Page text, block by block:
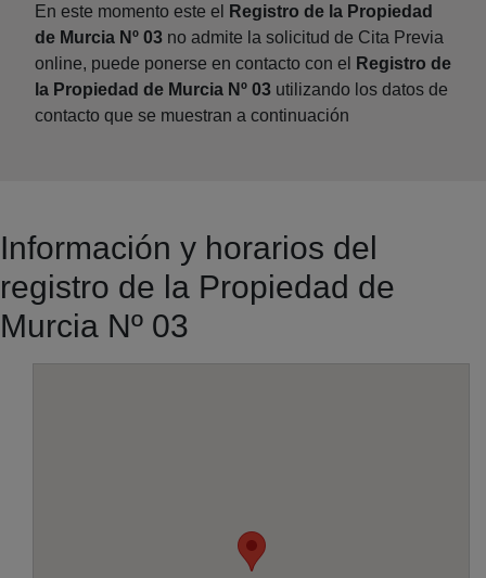
En este momento este el
Registro de la Propiedad
de Murcia Nº 03 no admite la solicitud de Cita Previa
online, puede ponerse en contacto con el
Registro de
la Propiedad de Murcia Nº 03 utilizando los datos de
contacto que se muestran a continuación
Información y horarios del
registro de la Propiedad de
Murcia Nº 03